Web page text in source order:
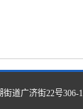
道广济街22号306-1